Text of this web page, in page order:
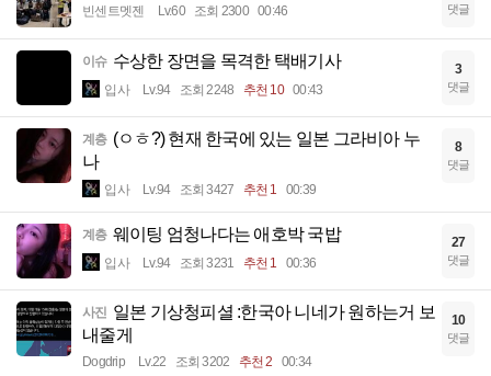
빈센트멧젠 Lv.60 조회 2300 00:46 댓글
이슈 수상한 장면을 목격한 택배기사
입사 Lv.94 조회 2248 추천 10 00:43
3
댓글
계층 (ㅇㅎ?) 현재 한국에 있는 일본 그라비아 누
나
입사 Lv.94 조회 3427 추천 1 00:39
8
댓글
계층 웨이팅 엄청나다는 애호박 국밥
입사 Lv.94 조회 3231 추천 1 00:36
27
댓글
사진 일본 기상청피셜 :한국아 니네가 원하는거 보
내줄게
Dogdrip Lv.22 조회 3202 추천 2 00:34
10
댓글